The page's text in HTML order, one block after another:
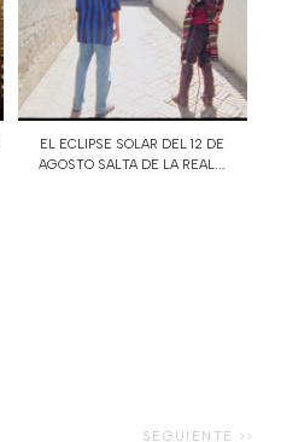
EL ECLIPSE SOLAR DEL 12 DE
AGOSTO SALTA DE LA REAL...